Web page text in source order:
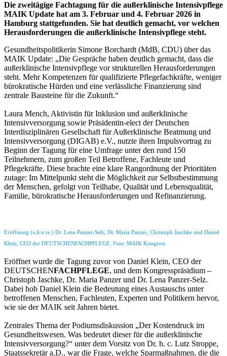
Die zweitägige Fachtagung für die außerklinische Intensivpflege
MAIK Update hat am 3. Februar und 4. Februar 2026 in
Hamburg stattgefunden. Sie hat deutlich gemacht, vor welchen
Herausforderungen die außerklinische Intensivpflege steht.
Gesundheitspolitikerin Simone Borchardt (MdB, CDU) über das
MAIK Update: „Die Gespräche haben deutlich gemacht, dass die
außerklinische Intensivpflege vor strukturellen Herausforderungen
steht. Mehr Kompetenzen für qualifizierte Pflegefachkräfte, weniger
bürokratische Hürden und eine verlässliche Finanzierung sind
zentrale Bausteine für die Zukunft.“
Laura Mench, Aktivistin für Inklusion und außerklinische
Intensivversorgung sowie Präsidentin-elect der Deutschen
Interdisziplinären Gesellschaft für Außerklinische Beatmung und
Intensivversorgung (DIGAB) e.V., nutzte ihren Impulsvortrag zu
Beginn der Tagung für eine Umfrage unter den rund 150
Teilnehmern, zum großen Teil Betroffene, Fachleute und
Pflegekräfte. Diese brachte eine klare Rangordnung der Prioritäten
zutage: Im Mittelpunkt steht die Möglichkeit zur Selbstbestimmung
der Menschen, gefolgt von Teilhabe, Qualität und Lebensqualität,
Familie, bürokratische Herausforderungen und Refinanzierung.
Eröffnung (v.li.n.re.) Dr. Lena Panzer-Selz, Dr. Maria Panzer, Christoph Jaschke und Daniel
Klein, CEO der DEUTSCHENFACHPFLEGE. Foto: MAIK Kongress
Eröffnet wurde die Tagung zuvor von Daniel Klein, CEO der
DEUTSCHENFACHPFLEGE, und dem Kongresspräsidium –
Christoph Jaschke, Dr. Maria Panzer und Dr. Lena Panzer-Selz.
Dabei hob Daniel Klein die Bedeutung eines Austauschs unter
betroffenen Menschen, Fachleuten, Experten und Politikern hervor,
wie sie der MAIK seit Jahren bietet.
Zentrales Thema der Podiumsdiskussion „Der Kostendruck im
Gesundheitswesen. Was bedeutet dieser für die außerklinische
Intensivversorgung?“ unter dem Vorsitz von Dr. h. c. Lutz Stroppe,
Staatssekretär a.D., war die Frage, welche Sparmaßnahmen, die die